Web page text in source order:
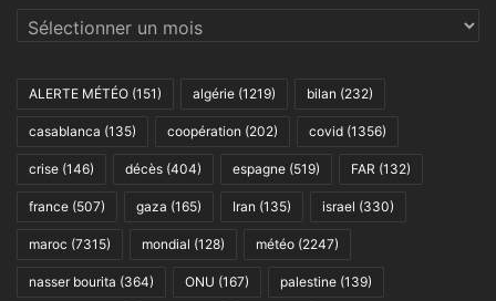
Archives
ALERTE MÉTÉO (151) algérie (1219) bilan (232)
casablanca (135) coopération (202) covid (1356)
crise (146) décès (404) espagne (519) FAR (132)
france (507) gaza (165) Iran (135) israel (330)
maroc (7315) mondial (128) météo (2247)
nasser bourita (364) ONU (167) palestine (139)